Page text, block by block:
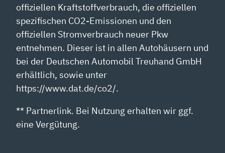
offiziellen Kraftstoffverbrauch, die offiziellen
spezifischen CO2-Emissionen und den
offiziellen Stromverbrauch neuer Pkw
entnehmen. Dieser ist in allen Autohäusern und
bei der Deutschen Automobil Treuhand GmbH
erhältlich, sowie unter
https://www.dat.de/co2/.
** Partnerlink. Bei Nutzung erhalten wir ggf.
eine Vergütung.